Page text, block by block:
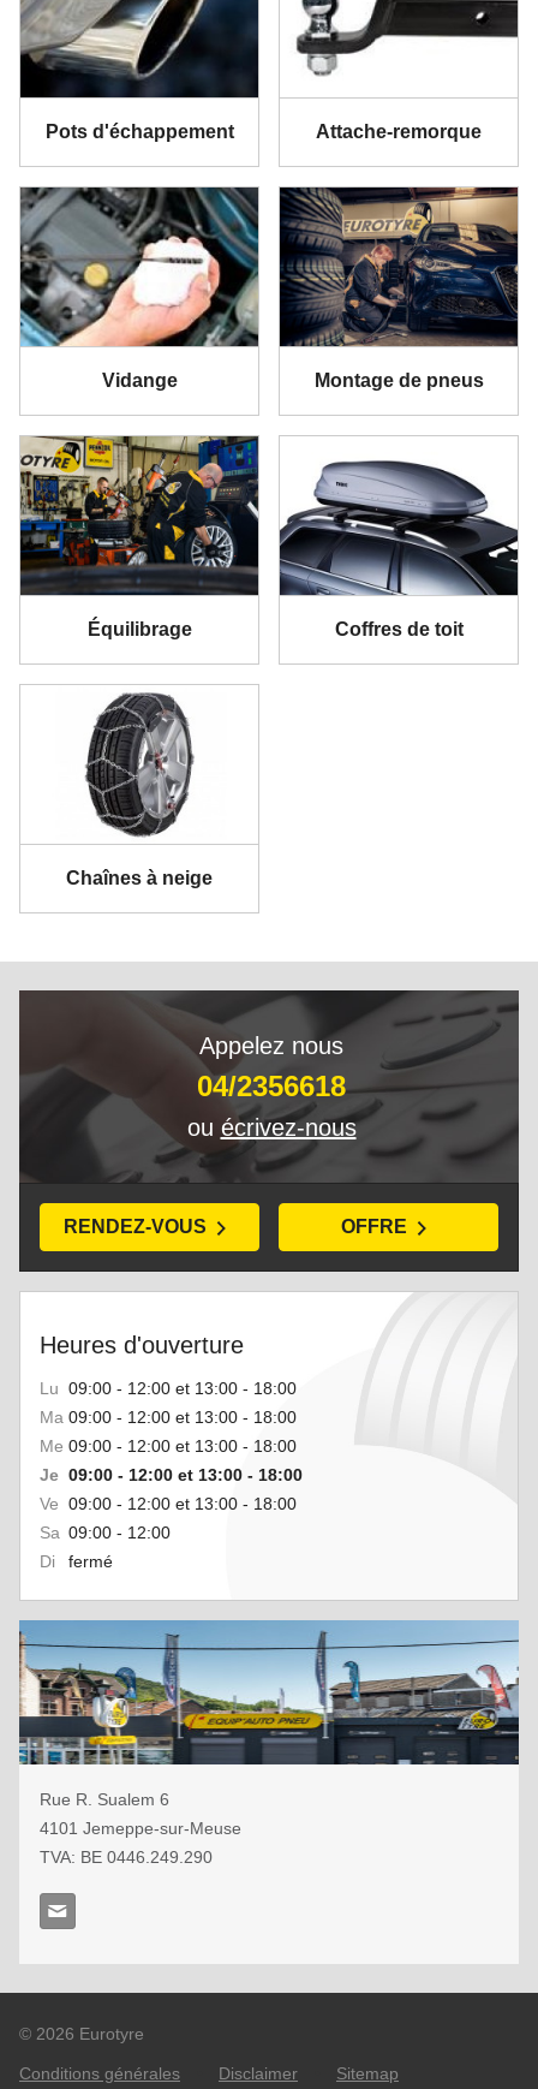
Pots d'échappement Attache-remorque
Vidange Montage de pneus
Équilibrage Coffres de toit
Chaînes à neige
Appelez nous
04/2356618
ou écrivez-nous
RENDEZ-VOUS OFFRE
Heures d'ouverture
Lu 09:00 - 12:00 et 13:00 - 18:00
Ma 09:00 - 12:00 et 13:00 - 18:00
Me 09:00 - 12:00 et 13:00 - 18:00
Je 09:00 - 12:00 et 13:00 - 18:00
Ve 09:00 - 12:00 et 13:00 - 18:00
Sa 09:00 - 12:00
Di
fermé
Rue R. Sualem 6
4101 Jemeppe-sur-Meuse
TVA: BE 0446.249.290
© 2026 Eurotyre
Conditions générales Disclaimer Sitemap